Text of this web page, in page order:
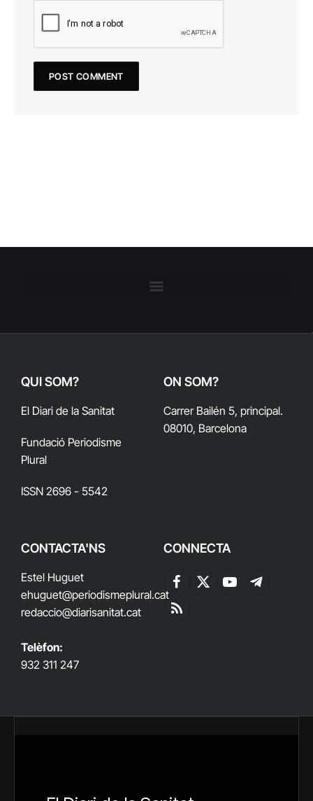
QUI SOM?
El Diari de la Sanitat
Fundació Periodisme
Plural
ISSN 2696 - 5542
ON SOM?
Carrer Bailén 5, principal.
08010, Barcelona
CONTACTA'NS
Estel Huguet
ehuguet@periodismeplural.cat
redaccio@diarisanitat.cat
Telèfon:
932 311 247
CONNECTA
Facebook
X
YouTubeTelegram
RSS